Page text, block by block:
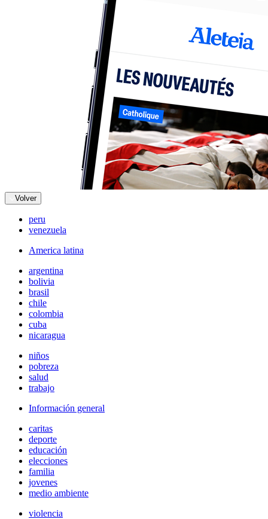
Volver
peru
venezuela
America latina
argentina
bolivia
brasil
chile
colombia
cuba
nicaragua
niños
pobreza
salud
trabajo
Información general
caritas
deporte
educación
elecciones
familia
jovenes
medio ambiente
violencia